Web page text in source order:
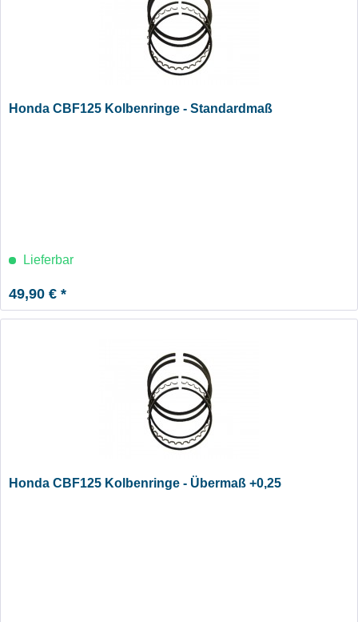
Honda CBF125 Kolbenringe - Standardmaß
Lieferbar
49,90 € *
Honda CBF125 Kolbenringe - Übermaß +0,25